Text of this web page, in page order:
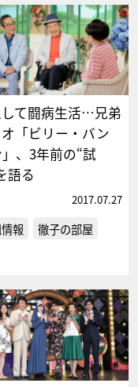
て闘病生活…兄弟
「ビリー・バン
、3年前の“試
語る
2017.07.27
報 徹子の部屋